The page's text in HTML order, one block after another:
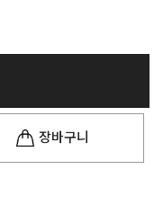
장바구니